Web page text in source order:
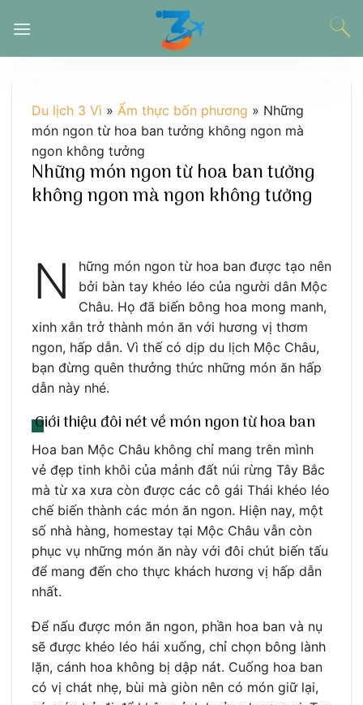
đến
Du lịch 3 Vì » Ẩm thực bốn phương » Những
món ngon từ hoa ban tưởng không ngon mà
ngon không tưởng
Những món ngon từ hoa ban tưởng
không ngon mà ngon không tưởng
N
hững món ngon từ hoa ban được tạo nên
bởi bàn tay khéo léo của người dân Mộc
Châu. Họ đã biến bông hoa mong manh,
xinh xắn trở thành món ăn với hương vị thơm
ngon, hấp dẫn. Vì thế có dịp du lịch Mộc Châu,
bạn đừng quên thưởng thức những món ăn hấp
dẫn này nhé.
Giới thiệu đôi nét về món ngon từ hoa ban
Hoa ban Mộc Châu không chỉ mang trên mình
vẻ đẹp tinh khôi của mảnh đất núi rừng Tây Bắc
mà từ xa xưa còn được các cô gái Thái khéo léo
chế biến thành các món ăn ngon. Hiện nay, một
số nhà hàng, homestay tại Mộc Châu vẫn còn
phục vụ những món ăn này với đôi chút biến tấu
để mang đến cho thực khách hương vị hấp dẫn
nhất.
Để nấu được món ăn ngon, phần hoa ban và nụ
sẽ được khéo léo hái xuống, chỉ chọn bông lành
lặn, cánh hoa không bị dập nát. Cuống hoa ban
có vị chát nhẹ, bùi mà giòn nên có món giữ lại,